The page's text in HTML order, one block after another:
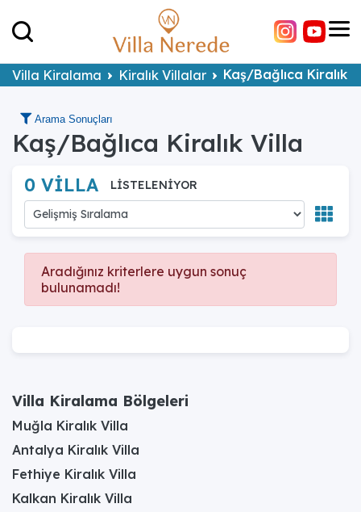
Villa Kiralama Kiralık Villalar Kaş/Bağlıca Kiralık
Arama Sonuçları
Kaş/Bağlıca Kiralık Villa
0 VİLLA LİSTELENİYOR
Aradığınız kriterlere uygun sonuç
bulunamadı!
Villa Kiralama Bölgeleri
Muğla Kiralık Villa
Antalya Kiralık Villa
Fethiye Kiralık Villa
Kalkan Kiralık Villa